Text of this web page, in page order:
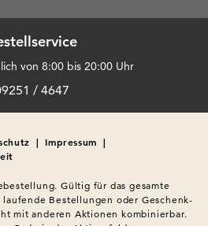
von 8:00 bis 20:00 Uhr
/ 4647
| Impressum |
Gültig für das gesamte
Bestellungen oder Geschenk-
mit anderen Aktionen kombinierbar.